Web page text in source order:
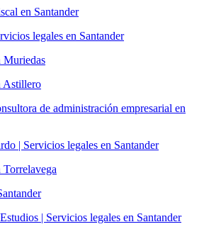
en Santander
legales en Santander
Muriedas
Astillero
de administración empresarial en
| Servicios legales en Santander
| Servicios legales en Santander